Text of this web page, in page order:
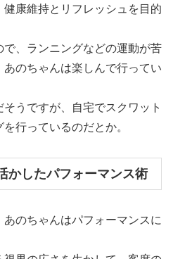
康維持とリフレッシュを目的
、ランニングなどの運動が苦
のちゃんは楽しんで行ってい
うですが、自宅でスクワット
行っているのだとか。
かしたパフォーマンス術
のちゃんはパフォーマンスに